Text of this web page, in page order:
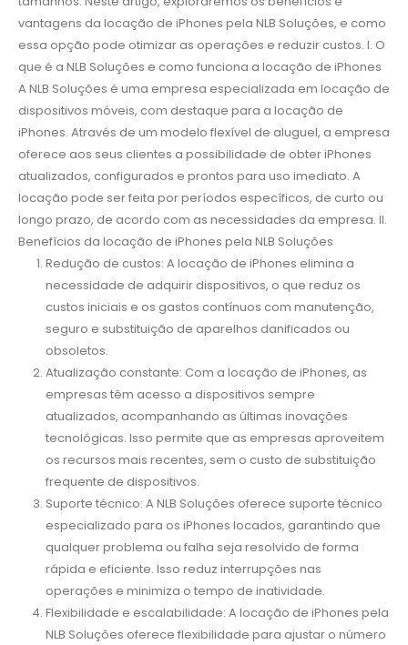
vantagens da locação de iPhones pela NLB Soluções, e como
essa opção pode otimizar as operações e reduzir custos. I. O
que é a NLB Soluções e como funciona a locação de iPhones
A NLB Soluções é uma empresa especializada em locação de
dispositivos móveis, com destaque para a locação de
iPhones. Através de um modelo flexível de aluguel, a empresa
oferece aos seus clientes a possibilidade de obter iPhones
atualizados, configurados e prontos para uso imediato. A
locação pode ser feita por períodos específicos, de curto ou
longo prazo, de acordo com as necessidades da empresa. II.
Benefícios da locação de iPhones pela NLB Soluções
Redução de custos: A locação de iPhones elimina a
necessidade de adquirir dispositivos, o que reduz os
custos iniciais e os gastos contínuos com manutenção,
seguro e substituição de aparelhos danificados ou
obsoletos.
Atualização constante: Com a locação de iPhones, as
empresas têm acesso a dispositivos sempre
atualizados, acompanhando as últimas inovações
tecnológicas. Isso permite que as empresas aproveitem
os recursos mais recentes, sem o custo de substituição
frequente de dispositivos.
Suporte técnico: A NLB Soluções oferece suporte técnico
especializado para os iPhones locados, garantindo que
qualquer problema ou falha seja resolvido de forma
rápida e eficiente. Isso reduz interrupções nas
operações e minimiza o tempo de inatividade.
Flexibilidade e escalabilidade: A locação de iPhones pela
NLB Soluções oferece flexibilidade para ajustar o número